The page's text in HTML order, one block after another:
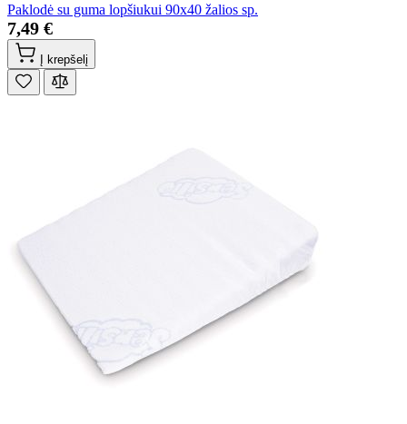
Paklodė su guma lopšiukui 90x40 žalios sp.
7,49 €
Į krepšelį